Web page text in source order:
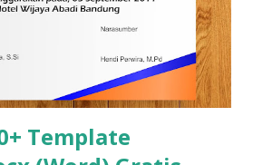
tidak. Jika ditanya apakah
yang menarik dan kreatif? tentu
karena cover menjadi bagian yang
proposal dan d...
Template